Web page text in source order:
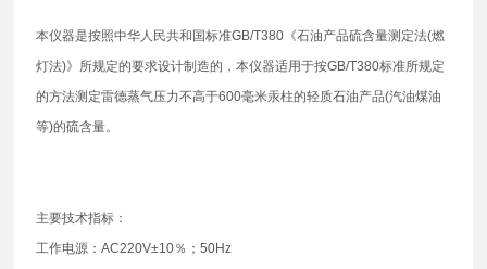
本仪器是按照中华人民共和国标准GB/T380《石油产品硫含量测定法(燃
灯法)》所规定的要求设计制造的，本仪器适用于按GB/T380标准所规定
的方法测定雷德蒸气压力不高于600毫米汞柱的轻质石油产品(汽油煤油
等)的硫含量。
主要技术指标：
工作电源：AC220V±10％；50Hz